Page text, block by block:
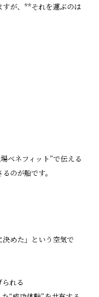
すが、**それを運ぶのは
ベネフィット”で伝える
のが船です。
めた」という空気で
れる